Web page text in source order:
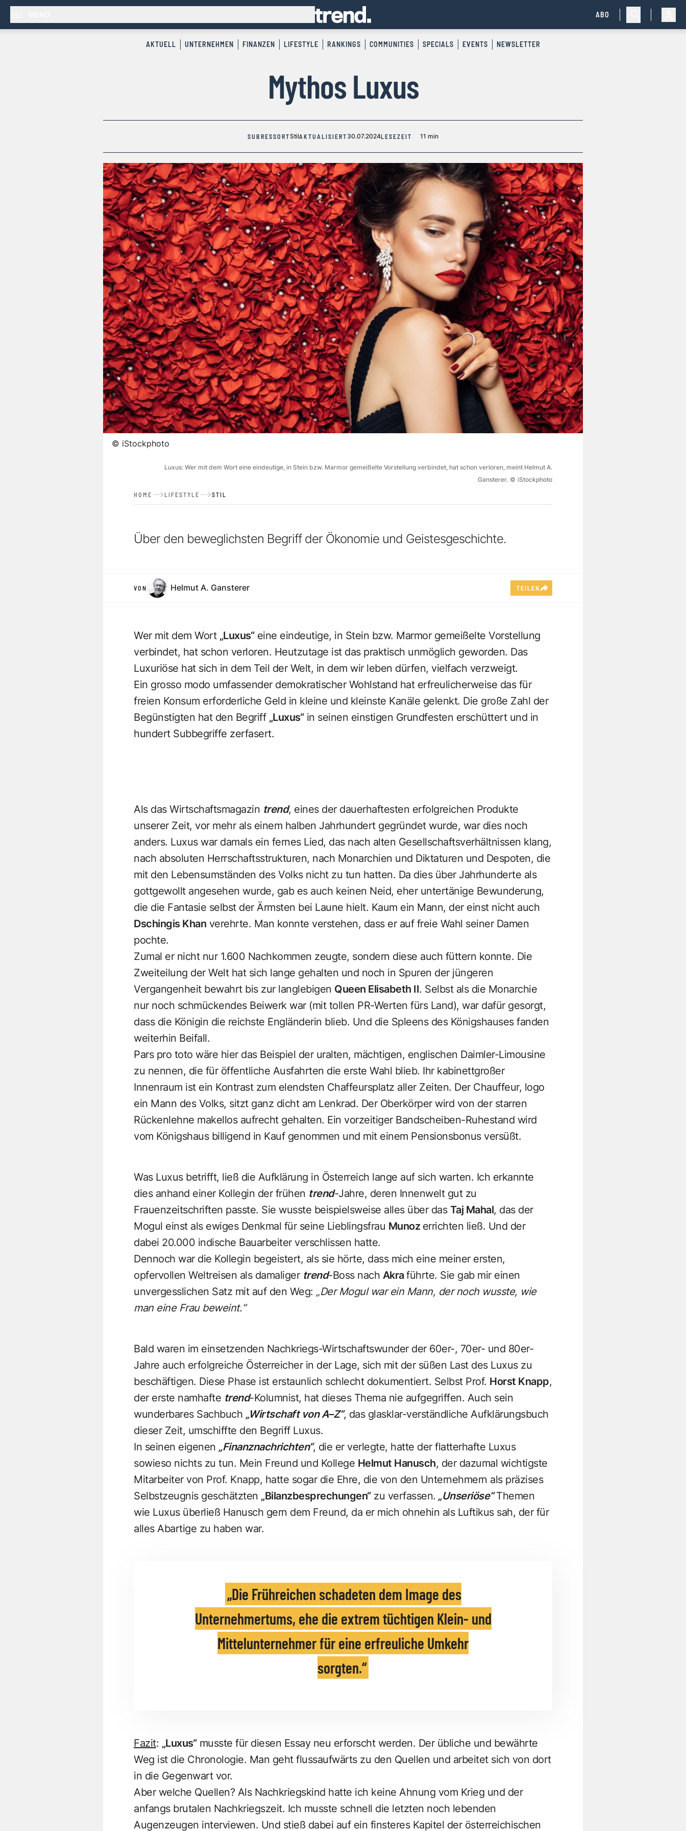
ABO
AKTUELL UNTERNEHMEN FINANZEN LIFESTYLE RANKINGS COMMUNITIES SPECIALS EVENTS NEWSLETTER
Mythos Luxus
SUBRESSORTStilAKTUALISIERT 30.07.2024LESEZEIT 11 min
© iStockphoto
Luxus: Wer mit dem Wort eine eindeutige, in Stein bzw. Marmor gemeißelte Vorstellung verbindet, hat schon verloren, meint Helmut A.
Gansterer. © iStockphoto
HOME LIFESTYLE STIL
Über den beweglichsten Begriff der Ökonomie und Geistesgeschichte.
VON Helmut A. Gansterer TEILEN
Wer mit dem Wort „Luxus“eine eindeutige, in Stein bzw. Marmor gemeißelte Vorstellung
verbindet, hat schon verloren. Heutzutage ist das praktisch unmöglich geworden. Das
Luxuriöse hat sich in dem Teil der Welt, in dem wir leben dürfen, vielfach verzweigt.
Ein grosso modo umfassender demokratischer Wohlstand hat erfreulicherweise das für
freien Konsum erforderliche Geld in kleine und kleinste Kanäle gelenkt. Die große Zahl der
Begünstigten hat den Begriff „Luxus“in seinen einstigen Grundfesten erschüttert und in
hundert Subbegriffe zerfasert.
Als das Wirtschaftsmagazin trend, eines der dauerhaftesten erfolgreichen Produkte
unserer Zeit, vor mehr als einem halben Jahrhundert gegründet wurde, war dies noch
anders. Luxus war damals ein fernes Lied, das nach alten Gesellschaftsverhältnissen klang,
nach absoluten Herrschaftsstrukturen, nach Monarchien und Diktaturen und Despoten, die
mit den Lebensumständen des Volks nicht zu tun hatten. Da dies über Jahrhunderte als
gottgewollt angesehen wurde, gab es auch keinen Neid, eher untertänige Bewunderung,
die die Fantasie selbst der Ärmsten bei Laune hielt. Kaum ein Mann, der einst nicht auch
Dschingis Khan verehrte. Man konnte verstehen, dass er auf freie Wahl seiner Damen
pochte.
Zumal er nicht nur 1.600 Nachkommen zeugte, sondern diese auch füttern konnte. Die
Zweiteilung der Welt hat sich lange gehalten und noch in Spuren der jüngeren
Vergangenheit bewahrt bis zur langlebigen Queen Elisabeth II. Selbst als die Monarchie
nur noch schmückendes Beiwerk war (mit tollen PR-Werten fürs Land), war dafür gesorgt,
dass die Königin die reichste Engländerin blieb. Und die Spleens des Königshauses fanden
weiterhin Beifall.
Pars pro toto wäre hier das Beispiel der uralten, mächtigen, englischen Daimler-Limousine
zu nennen, die für öffentliche Ausfahrten die erste Wahl blieb. Ihr kabinettgroßer
Innenraum ist ein Kontrast zum elendsten Chaffeursplatz aller Zeiten. Der Chauffeur, logo
ein Mann des Volks, sitzt ganz dicht am Lenkrad. Der Oberkörper wird von der starren
Rückenlehne makellos aufrecht gehalten. Ein vorzeitiger Bandscheiben-Ruhestand wird
vom Königshaus billigend in Kauf genommen und mit einem Pensionsbonus versüßt.
Was Luxus betrifft, ließ die Aufklärung in Österreich lange auf sich warten. Ich erkannte
dies anhand einer Kollegin der frühen trend-Jahre, deren Innenwelt gut zu
Frauenzeitschriften passte. Sie wusste beispielsweise alles über das Taj Mahal, das der
Mogul einst als ewiges Denkmal für seine Lieblingsfrau Munoz errichten ließ. Und der
dabei 20.000 indische Bauarbeiter verschlissen hatte.
Dennoch war die Kollegin begeistert, als sie hörte, dass mich eine meiner ersten,
opfervollen Weltreisen als damaliger trend-Boss nach Akraführte. Sie gab mir einen
unvergesslichen Satz mit auf den Weg: „Der Mogul war ein Mann, der noch wusste, wie
man eine Frau beweint.“
Bald waren im einsetzenden Nachkriegs-Wirtschaftswunder der 60er-, 70er- und 80er-
Jahre auch erfolgreiche Österreicher in der Lage, sich mit der süßen Last des Luxus zu
beschäftigen. Diese Phase ist erstaunlich schlecht dokumentiert. Selbst Prof. Horst Knapp,
der erste namhafte trend-Kolumnist, hat dieses Thema nie aufgegriffen. Auch sein
wunderbares Sachbuch „Wirtschaft von A–Z“, das glasklar-verständliche Aufklärungsbuch
dieser Zeit, umschiffte den Begriff Luxus.
In seinen eigenen „Finanznachrichten“, die er verlegte, hatte der flatterhafte Luxus
sowieso nichts zu tun. Mein Freund und Kollege Helmut Hanusch, der dazumal wichtigste
Mitarbeiter von Prof. Knapp, hatte sogar die Ehre, die von den Unternehmern als präzises
Selbstzeugnis geschätzten „Bilanzbesprechungen“zu verfassen. „Unseriöse“Themen
wie Luxus überließ Hanusch gern dem Freund, da er mich ohnehin als Luftikus sah, der für
alles Abartige zu haben war.
Die Frühreichen schadeten dem Image des
Unternehmertums, ehe die extrem tüchtigen Klein- und
Mittelunternehmer für eine erfreuliche Umkehr
sorgten.
Fazit: „Luxus“musste für diesen Essay neu erforscht werden. Der übliche und bewährte
Weg ist die Chronologie. Man geht flussaufwärts zu den Quellen und arbeitet sich von dort
in die Gegenwart vor.
Aber welche Quellen? Als Nachkriegskind hatte ich keine Ahnung vom Krieg und der
anfangs brutalen Nachkriegszeit. Ich musste schnell die letzten noch lebenden
Augenzeugen interviewen. Und stieß dabei auf ein finsteres Kapitel der österreichischen